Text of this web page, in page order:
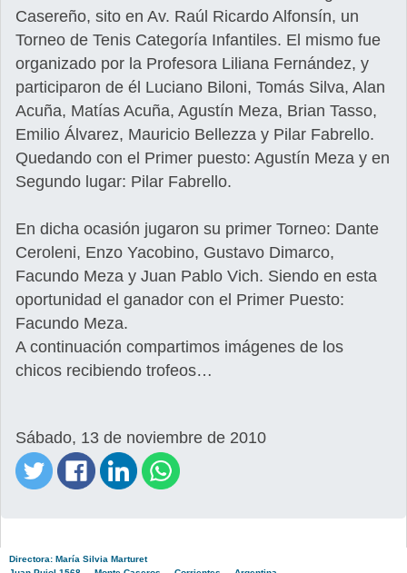
Casereño, sito en Av. Raúl Ricardo Alfonsín, un
Torneo de Tenis Categoría Infantiles. El mismo fue
organizado por la Profesora Liliana Fernández, y
participaron de él Luciano Biloni, Tomás Silva, Alan
Acuña, Matías Acuña, Agustín Meza, Brian Tasso,
Emilio Álvarez, Mauricio Bellezza y Pilar Fabrello.
Quedando con el Primer puesto: Agustín Meza y en
Segundo lugar: Pilar Fabrello.
En dicha ocasión jugaron su primer Torneo: Dante
Ceroleni, Enzo Yacobino, Gustavo Dimarco,
Facundo Meza y Juan Pablo Vich. Siendo en esta
oportunidad el ganador con el Primer Puesto:
Facundo Meza.
A continuación compartimos imágenes de los
chicos recibiendo trofeos…
Sábado, 13 de noviembre de 2010
Directora: María Silvia Marturet